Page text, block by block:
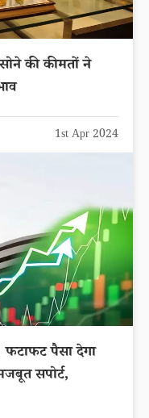
की कीमतों ने
1st Apr 2024
पैसा देगा
सपोर्ट,